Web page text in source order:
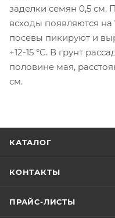
заделки семян 0,5 см.
всходы появляются на
посевы пикируют и
+12-15 °C. В грунт
половине мая,
см.
КАТАЛОГ
КОНТАКТЫ
ПРАЙС-ЛИСТЫ